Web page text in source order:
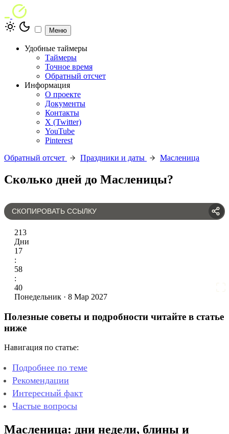
Меню
Удобные таймеры
Таймеры
Точное время
Обратный отсчет
Информация
О проекте
Документы
Контакты
X (Twitter)
YouTube
Pinterest
Обратный отсчет
Праздники и даты Масленица
Сколько дней до Масленицы?
СКОПИРОВАТЬ ССЫЛКУ
213
Дни
17
:
58
:
39
Понедельник · 8 Мар 2027
Полезные советы и подробности читайте в статье
ниже
Навигация по статье:
Подробнее по теме
Рекомендации
Интересный факт
Частые вопросы
Масленица: дни недели, блины и